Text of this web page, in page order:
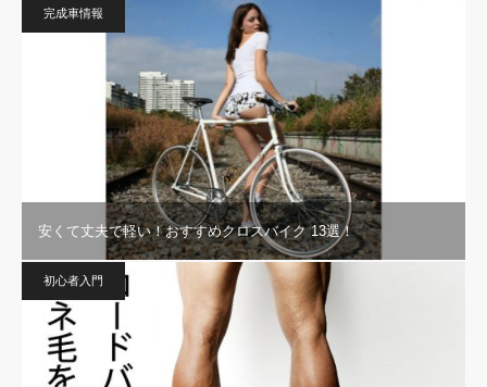
完成車情報
安くて丈夫で軽い！おすすめクロスバイク 13選！
初心者入門